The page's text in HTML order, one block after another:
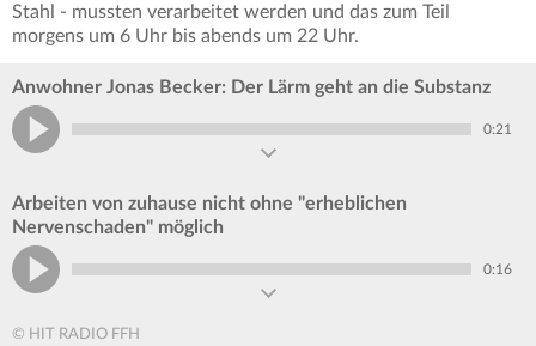
Stahl - mussten verarbeitet werden und das zum Teil
morgens um 6 Uhr bis abends um 22 Uhr.
Anwohner Jonas Becker: Der Lärm geht an die Substanz
0:21
Arbeiten von zuhause nicht ohne "erheblichen
Nervenschaden" möglich
0:16
© HIT RADIO FFH